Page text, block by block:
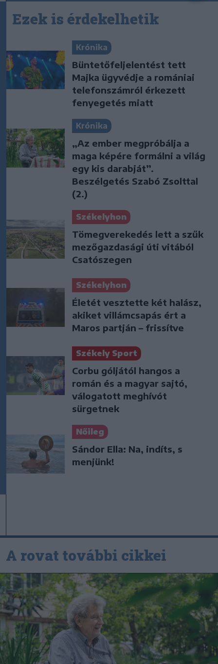
Ezek is érdekelhetik
Krónika
Büntetőfeljelentést tett
Majka ügyvédje a romániai
telefonszámról érkezett
fenyegetés miatt
Krónika
„Az ember megpróbálja a
maga képére formálni a világ
egy kis darabját”.
Beszélgetés Szabó Zsolttal
(2.)
Székelyhon
Tömegverekedés lett a szűk
mezőgazdasági úti vitából
Csatószegen
Székelyhon
Életét vesztette két halász,
akiket villámcsapás ért a
Maros partján – frissítve
Székely Sport
Corbu góljától hangos a
román és a magyar sajtó,
válogatott meghívót
sürgetnek
Nőileg
Sándor Ella: Na, indíts, s
menjünk!
A rovat további cikkei